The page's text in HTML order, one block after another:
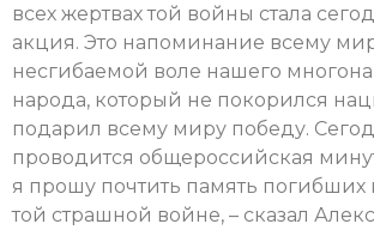
всех жертвах той войны стала
акция. Это напоминание всему
несгибаемой воле нашего
народа, который не покорился
подарил всему миру победу.
проводится общероссийская
я прошу почтить память погибших
той страшной войне, – сказал